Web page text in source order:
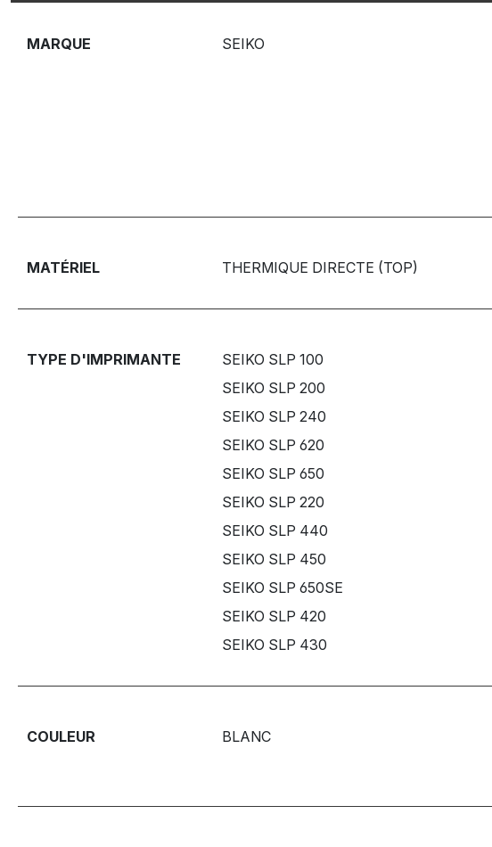
MARQUE SEIKO
MATÉRIEL THERMIQUE DIRECTE (TOP)
TYPE D'IMPRIMANTE
SEIKO SLP 100
SEIKO SLP 200
SEIKO SLP 240
SEIKO SLP 620
SEIKO SLP 650
SEIKO SLP 220
SEIKO SLP 440
SEIKO SLP 450
SEIKO SLP 650SE
SEIKO SLP 420
SEIKO SLP 430
COULEUR BLANC